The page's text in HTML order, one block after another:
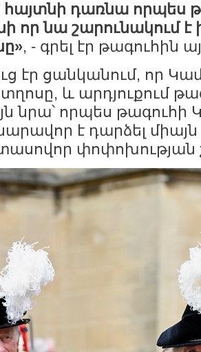
դառնա որպես
որ նա շարունակում
, - գրել էր թագուհին
էր ցանկանում, որ
և արդյուքում
նրա՝ որպես թագուհի
է դարձել
փոփոխության